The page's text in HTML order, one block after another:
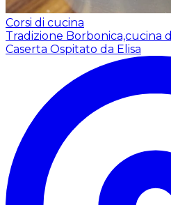
Corsi di cucina
Tradizione Borbonica,cucina
Caserta Ospitato da Elisa